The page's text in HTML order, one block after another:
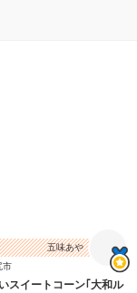
五味あや
市
スイートコーン｢大和ル